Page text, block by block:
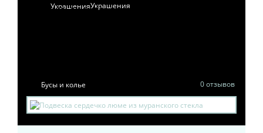
Украшения
Бусы и колье
ПОДВЕСКА СЕРДЕЧКО
0 отзывов